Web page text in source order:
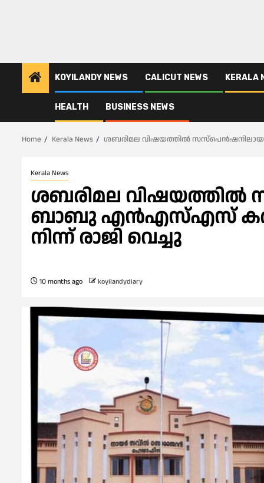
KOYILANDY NEWS CALICUT NEWS KERALA
HEALTH BUSINESS NEWS
Home Kerala News ശബരിമല വിഷയത്തിൽ സസ്പെൻഷനിലായ
Kerala News
ശബരിമല വിഷയത്തിൽ
ബാബു എൻഎസ്എസ്
നിന്ന് രാജി വെച്ചു
10 months ago koyilandydiary